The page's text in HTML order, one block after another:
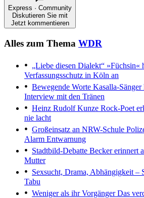
Express · Community
Diskutieren Sie mit
Jetzt kommentieren
Alles zum Thema WDR
„Liebe diesen Dialekt“ »Füchsin«
Verfassungsschutz in Köln an
Bewegende Worte Kasalla-
Interview mit den Tränen
Heinz Rudolf Kunze Rock-Poet
nie lacht
Großeinsatz an NRW-Schule
Alarm Entwarnung
Stadtbild-Debatte Becker erinnert
Mutter
Sexsucht, Drama, Abhängigkeit –
Tabu
Weniger als ihr VorgängerDas